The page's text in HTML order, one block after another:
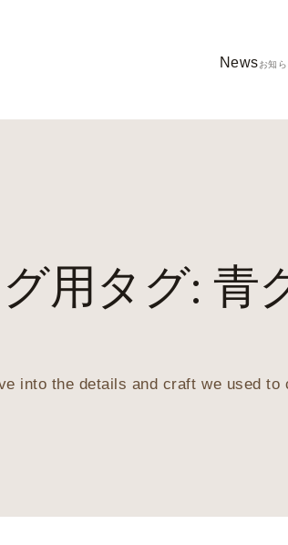
Newsお知
用タグ: 青
into the details and craft we used to